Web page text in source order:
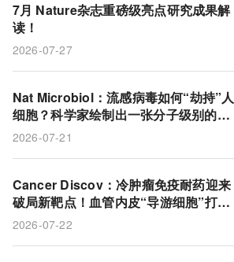
7月 Nature杂志重磅级亮点研究成果解
读！
2026-07-27
Nat Microbiol：流感病毒如何“劫持”人
细胞？科学家绘制出一张分子级别的入
侵地图
2026-07-21
Cancer Discov：冷肿瘤免疫耐药迎来
破局新靶点！血管内皮“导游细胞”打通
肝转移 T 细胞浸润通路
2026-07-22